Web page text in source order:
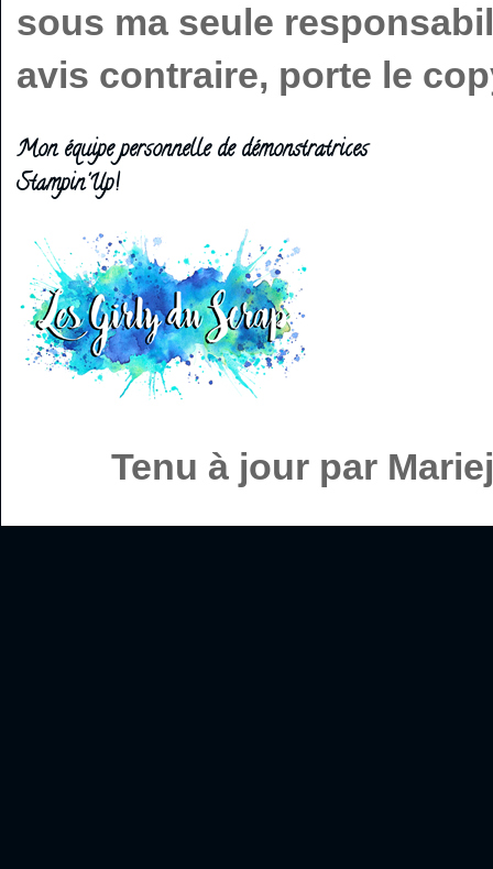
sous ma seule
avis contraire, porte le
Mon équipe personnelle de démonstratrices
Stampin'Up!
Tenu à jour par